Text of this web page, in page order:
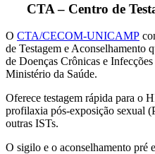
CTA – Centro de
O CTA/CECOM-UNICAMP
de Testagem e Aconselhamento
de Doenças Crônicas e
Ministério da Saúde.
Oferece testagem rápida para o
profilaxia pós-exposição sexual
outras ISTs.
O sigilo e o aconselhamento pré